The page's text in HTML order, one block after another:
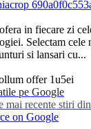
in fiecare zi
Selectam cele
si lansari cu...
pe Google
mai recente stiri